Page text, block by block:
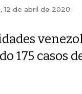
12 de abril de 2020
175 casos